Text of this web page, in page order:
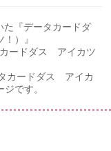
た『データカードダ
）』
ードダス アイカツ
カードダス アイカ
です。